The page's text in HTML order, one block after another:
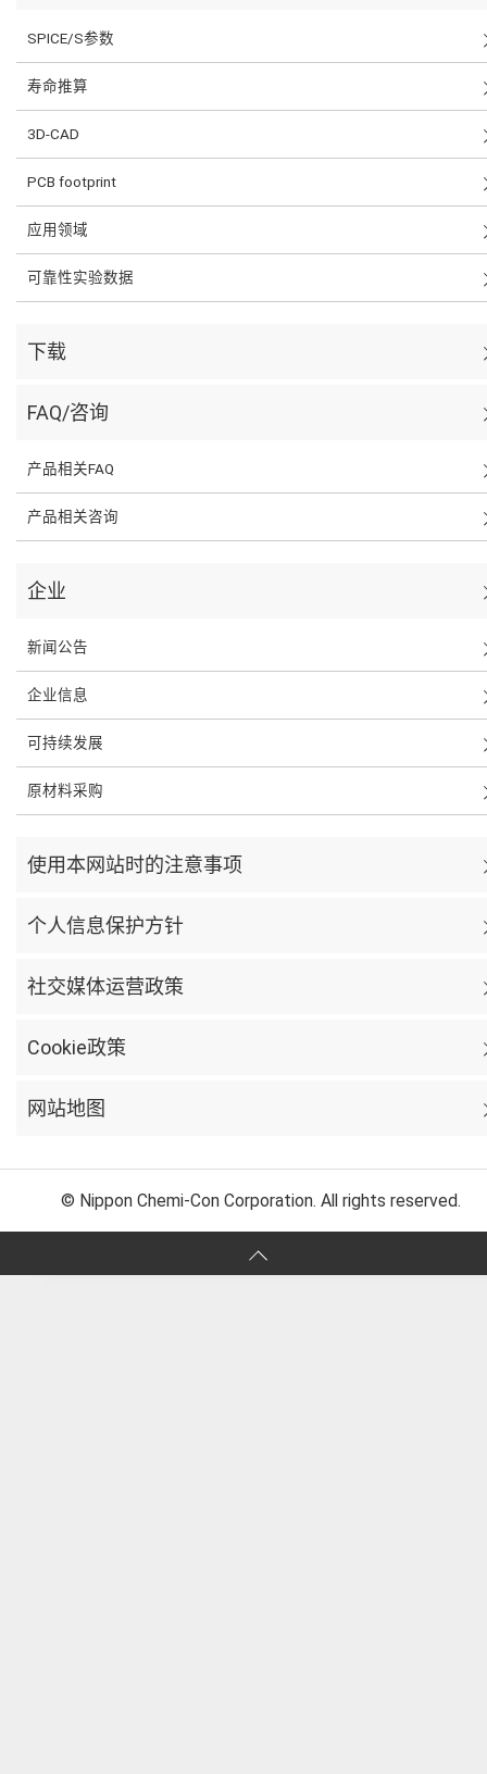
SPICE/S参数
寿命推算
3D-CAD
PCB footprint
应用领域
可靠性实验数据
下载
FAQ/咨询
产品相关FAQ
产品相关咨询
企业
新闻公告
企业信息
可持续发展
原材料采购
使用本网站时的注意事项
个人信息保护方针
社交媒体运营政策
Cookie政策
网站地图
© Nippon Chemi-Con Corporation. All rights reserved.